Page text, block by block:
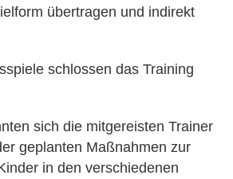
übertragen und indirekt
schlossen das Training
sich die mitgereisten Trainer
geplanten Maßnahmen zur
in den verschiedenen